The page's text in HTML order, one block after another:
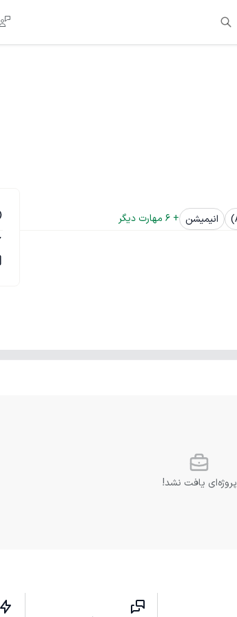
انیمیشن +
6 مهارت دیگر
پروژه‌ای یافت نشد!